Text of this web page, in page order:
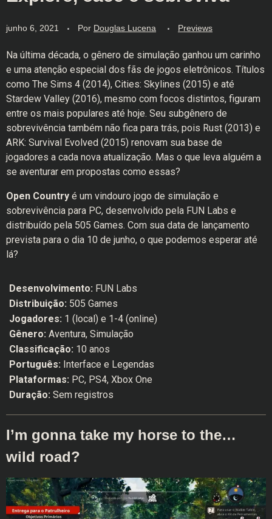
junho 6, 2021 Por Douglas Lucena Previews
Na última década, o gênero de simulação ganhou um carinho
e uma atenção especial dos fãs de jogos eletrônicos. Títulos
como The Sims 4 (2014), Cities: Skylines (2015) e até
Stardew Valley (2016), mesmo com focos distintos, figuram
entre os mais populares até hoje. Seu subgênero de
sobrevivência também não fica para trás, pois Rust (2013) e
ARK: Survival Evolved (2015) renovam sua base de
jogadores a cada nova atualização. Mas o que leva alguém a
se aventurar em propostas como essas?
Open Country é um vindouro jogo de simulação e
sobrevivência para PC, desenvolvido pela FUN Labs e
distribuído pela 505 Games. Com sua data de lançamento
prevista para o dia 10 de junho, o que podemos esperar até
lá?
Desenvolvimento: FUN Labs
Distribuição: 505 Games
Jogadores: 1 (local) e 1-4 (online)
Gênero: Aventura, Simulação
Classificação: 10 anos
Português: Interface e Legendas
Plataformas: PC, PS4, Xbox One
Duração: Sem registros
I’m gonna take my horse to the…
wild road?